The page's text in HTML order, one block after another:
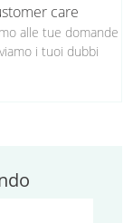
care
alle tue domande
i tuoi dubbi